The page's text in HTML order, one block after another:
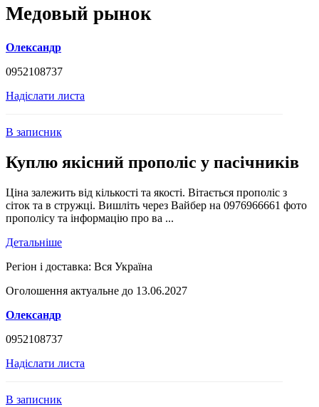
Медовый рынок
Олександр
0952108737
Надіслати листа
В записник
Куплю якісний прополіс у пасічників
Ціна залежить від кількості та якості. Вітається прополіс з
сіток та в стружці. Вишліть через Вайбер на 0976966661 фото
прополісу та інформацію про ва ...
Детальніше
Регіон і доставка: Вся Україна
Оголошення актуальне до 13.06.2027
Олександр
0952108737
Надіслати листа
В записник